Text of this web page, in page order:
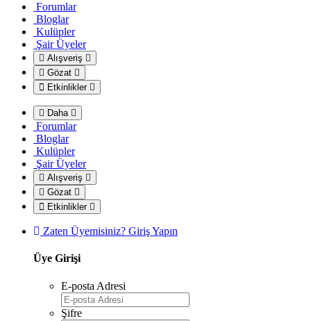
Forumlar
Bloglar
Kulüpler
Şair Üyeler
Alışveriş
Gözat
Etkinlikler
Daha
Forumlar
Bloglar
Kulüpler
Şair Üyeler
Alışveriş
Gözat
Etkinlikler
Zaten Üyemisiniz? Giriş Yapın
Üye Girişi
E-posta Adresi
Şifre